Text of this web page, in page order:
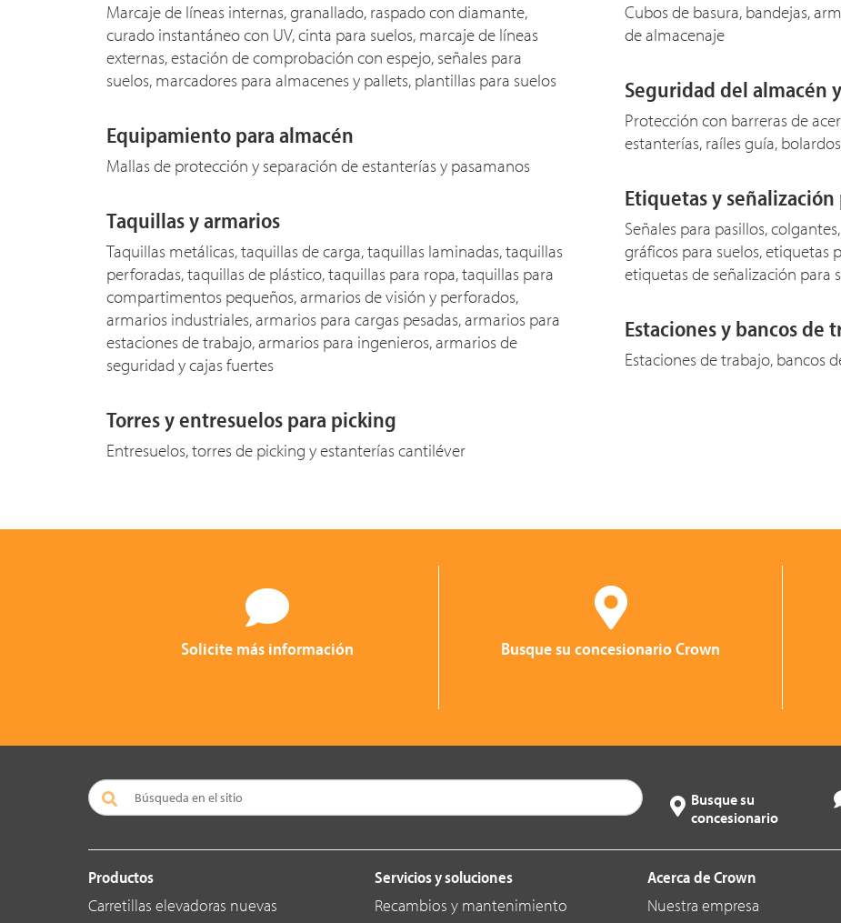
Marcaje de líneas internas, granallado, raspado con diamante,
curado instantáneo con UV, cinta para suelos, marcaje de líneas
externas, estación de comprobación con espejo, señales para
suelos, marcadores para almacenes y pallets, plantillas para suelos
Equipamiento para almacén
Mallas de protección y separación de estanterías y pasamanos
Taquillas y armarios
Taquillas metálicas, taquillas de carga, taquillas laminadas, taquillas
perforadas, taquillas de plástico, taquillas para ropa, taquillas para
compartimentos pequeños, armarios de visión y perforados,
armarios industriales, armarios para cargas pesadas, armarios para
estaciones de trabajo, armarios para ingenieros, armarios de
seguridad y cajas fuertes
Torres y entresuelos para picking
Entresuelos, torres de picking y estanterías cantiléver
Cubos de basura, bandejas,
de almacenaje
Seguridad del almacén
Protección con barreras de
estanterías, raíles guía,
Etiquetas y
Señales para pasillos,
gráficos para suelos, etiquetas
etiquetas de señalización para
Estaciones y bancos de
Estaciones de trabajo, bancos
Solicite más información Busque su concesionario Crown
Busque su
concesionario
Productos
Carretillas elevadoras nuevas
Servicios y soluciones
Recambios y mantenimiento
Acerca de Crown
Nuestra empresa